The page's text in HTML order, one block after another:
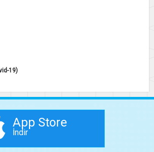
19)
App Store
İndir